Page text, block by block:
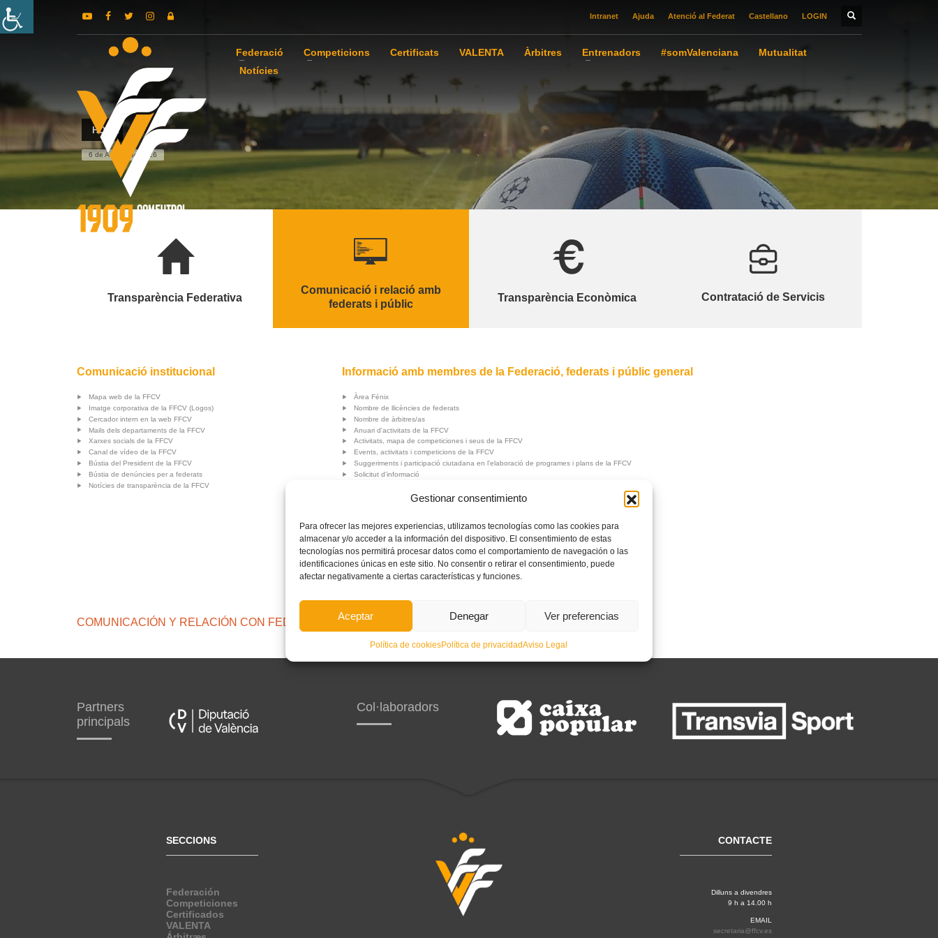
Gestionar consentimiento
Para ofrecer las mejores experiencias, utilizamos tecnologías como las cookies para
almacenar y/o acceder a la información del dispositivo. El consentimiento de estas
tecnologías nos permitirá procesar datos como el comportamiento de navegación o las
identificaciones únicas en este sitio. No consentir o retirar el consentimiento, puede
afectar negativamente a ciertas características y funciones.
Aceptar Denegar Ver preferencias
Política de cookiesPolítica de privacidadAviso Legal
Intranet Ajuda Atenció al Federat Castellano LOGIN
Federació Competicions Certificats VALENTA Àrbitres Entrenadors #somValenciana
Mutualitat
Notícies
HOME
6 de August de 2026
Transparència Federativa
Comunicació i relació amb
federats i públic
Transparència Econòmica Contratació de Servicis
Comunicació institucional
Mapa web de la FFCV
Imatge corporativa de la FFCV (Logos)
Cercador intern en la web FFCV
Mails dels departaments de la FFCV
Xarxes socials de la FFCV
Canal de vídeo de la FFCV
Bústia del President de la FFCV
Bústia de denúncies per a federats
Notícies de transparència de la FFCV
Informació amb membres de la Federació, federats i públic general
Àrea Fénix
Nombre de llicències de federats
Nombre de àrbitres/as
Anuari d'activitats de la FFCV
Activitats, mapa de competiciones i seus de la FFCV
Events, activitats i competicions de la FFCV
Suggeriments i participació ciutadana en l'elaboració de programes i plans de la FFCV
Solicitut d'informació
Acords de RSC de la FFCV
Documents para tràmits de secretaria
Informació sobre #somValenciana (Seleccions Valencianes)
COMUNICACIÓN Y RELACIÓN CON FEDERADOS Y PÚBLICO
Partners
principals
Col·laboradors
SECCIONS
Federación
Competiciones
Certificados
VALENTA
CONTACTE
Dilluns a divendres
9 h a 14.00 h
EMAIL
secretaria@ffcv.es